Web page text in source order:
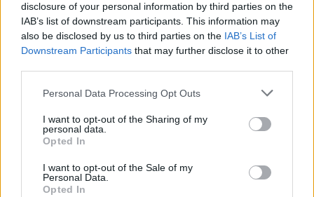
disclosure of your personal information by third parties on the
IAB’s list of downstream participants. This information may
also be disclosed by us to third parties on the IAB’s List of
Downstream Participants that may further disclose it to other
Please note that this website/app uses one or more Google
not limited to your visit or usage behaviour. You may click to
grant or deny consent to Google and its third-party tags to
use your data for below specified purposes in below Google
consent section.
Personal Data Processing Opt Outs
I want to opt-out of the Sharing of my
personal data.
Opted In
I want to opt-out of the Sale of my
Personal Data.
Opted In
tanúbizonyságot, és amint egészségi állapota
engedte, minden idejét az autók és a versenyzés
töltötte ki. Édesapja műhelyében tanulta meg a
előnyt jelentett számára.
A legfiatalabb Forma–1-es futamgyőztes
McLaren villámgyorsan haladt előre a ranglétrán.